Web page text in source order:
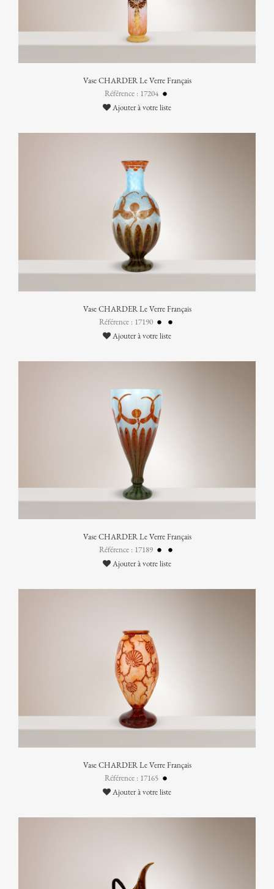
Vase CHARDER Le Verre Français
Référence : 17204
Ajouter à votre liste
Vase CHARDER Le Verre Français
Référence : 17190
Ajouter à votre liste
Vase CHARDER Le Verre Français
Référence : 17189
Ajouter à votre liste
Vase CHARDER Le Verre Français
Référence : 17165
Ajouter à votre liste